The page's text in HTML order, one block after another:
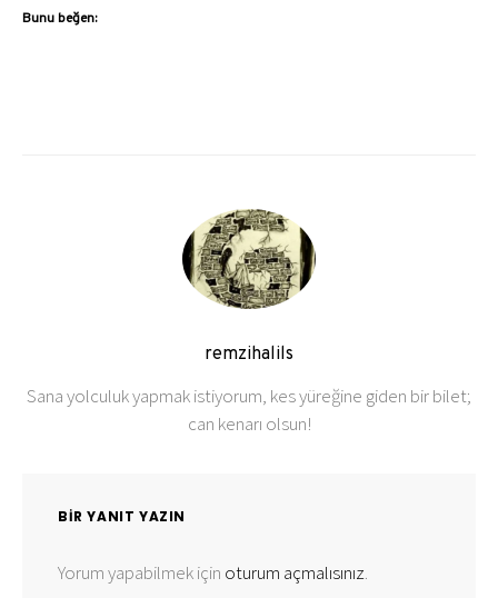
Bunu beğen:
remzihalils
Sana yolculuk yapmak istiyorum, kes yüreğine giden bir bilet;
can kenarı olsun!
BIR YANIT YAZIN
Yorum yapabilmek için oturum açmalısınız.